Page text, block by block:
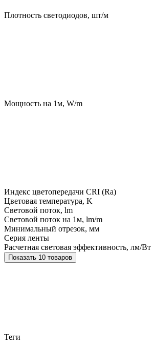
Плотность светодиодов, шт/м
Мощность на 1м, W/m
Индекс цветопередачи CRI (Ra)
Цветовая температура, K
Световой поток, lm
Световой поток на 1м, lm/m
Минимальный отрезок, мм
Серия ленты
Расчетная световая эффективность, лм/Вт
Показать 10 товаров
Теги